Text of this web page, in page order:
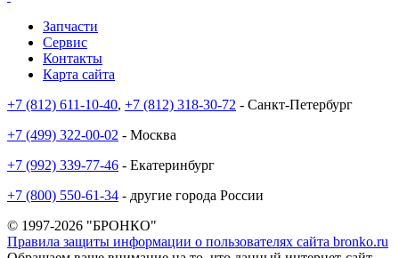
Запчасти
Сервис
Контакты
Карта сайта
+7 (812) 611-10-40, +7 (812) 318-30-72 - Санкт-Петербург
+7 (499) 322-00-02 - Москва
+7 (992) 339-77-46 - Екатеринбург
+7 (800) 550-61-34 - другие города России
© 1997-2026 "БРОНКО"
Правила защиты информации о пользователях сайта bronko.ru